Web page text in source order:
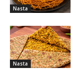
Nasta
Nasta